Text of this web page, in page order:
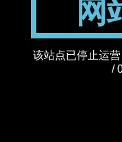
网
该站点已停止运
/